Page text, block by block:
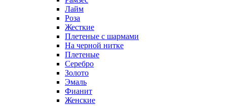
Лайм
Роза
Жесткие
Плетеные с шармами
На черной нитке
Плетеные
Серебро
Золото
Эмаль
Фианит
Женские